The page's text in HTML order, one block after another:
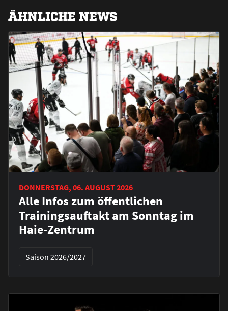
ÄHNLICHE NEWS
DONNERSTAG, 06. AUGUST 2026
Alle Infos zum öffentlichen
Trainingsauftakt am Sonntag im
Haie-Zentrum
Saison 2026/2027